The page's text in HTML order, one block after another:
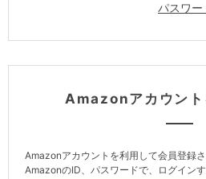
パスワー
Amazonアカウント
Amazonアカウントを利用して会員登録さ
AmazonのID、パスワードで、ログインす